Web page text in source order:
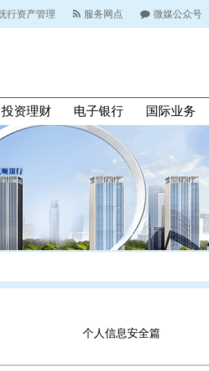
行资产管理 服务网点 微媒公众号
投资理财 电子银行 国际业务
个人信息安全篇